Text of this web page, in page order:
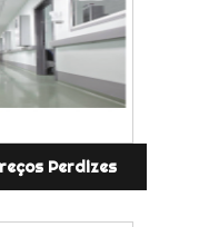
Perdizes